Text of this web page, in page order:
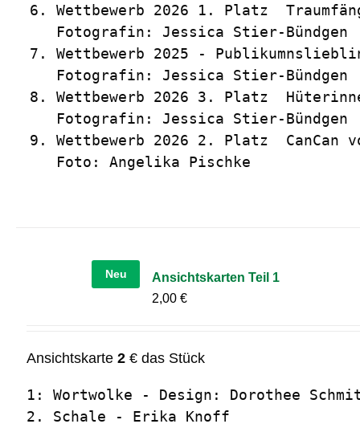
6. Wettbewerb 2026 1. Platz
   Fotografin: Jessica Stier-Bündgen
7. Wettbewerb 2025 -
   Fotografin: Jessica Stier-Bündgen
8. Wettbewerb 2026 3. Platz
   Fotografin: Jessica Stier-Bündgen
9. Wettbewerb 2026 2. Platz  CanCan
   Foto: Angelika Pischke
Neu
Ansichtskarten Teil 1
2,00€
Ansichtskarte2€ das Stück
1: Wortwolke - Design: Dorothee
2. Schale - Erika Knoff